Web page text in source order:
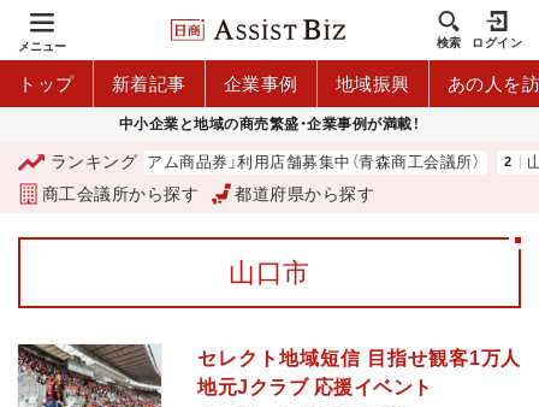
メニュー 検索 ログイン
トップ 新着記事 企業事例 地域振興 あの人を
中小企業と地域の商売繁盛・企業事例が満載！
ランキング
「青森市プレミアム商品券」利用店舗募集中（青森商工会議所） 山
商工会議所から探す 都道府県から探す
山口市
セレクト地域短信 目指せ観客1万人
地元Jクラブ 応援イベント